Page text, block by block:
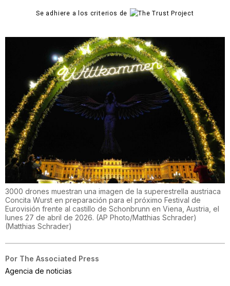
Se adhiere a los criterios de
3000 drones muestran una imagen de la superestrella austriaca
Concita Wurst en preparación para el próximo Festival de
Eurovisión frente al castillo de Schonbrunn en Viena, Austria, el
lunes 27 de abril de 2026. (AP Photo/Matthias Schrader)
(Matthias Schrader)
Por The Associated Press
Agencia de noticias